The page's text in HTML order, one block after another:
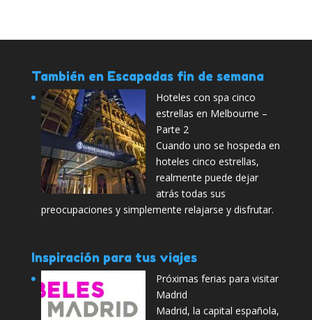
También en Escapadas fin de semana
Hoteles con spa cinco
estrellas en Melbourne –
Parte 2
Cuando uno se hospeda en
hoteles cinco estrellas,
realmente puede dejar
atrás todas sus
preocupaciones y simplemente relajarse y disfrutar.
Inspiración para tus viajes
Próximas ferias para visitar
Madrid
Madrid, la capital española,